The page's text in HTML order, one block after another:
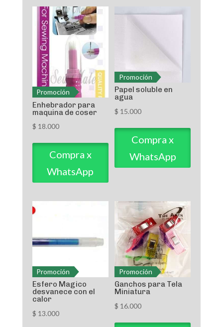
Promoción
Enhebrador para
maquina de coser
$ 18.000
Compra x
WhatsApp
Promoción
Papel soluble en
agua
$ 15.000
Compra x
WhatsApp
Promoción
Esfero Magico
desvanece con el
calor
$ 13.000
Promoción
Ganchos para Tela
Miniatura
$ 16.000